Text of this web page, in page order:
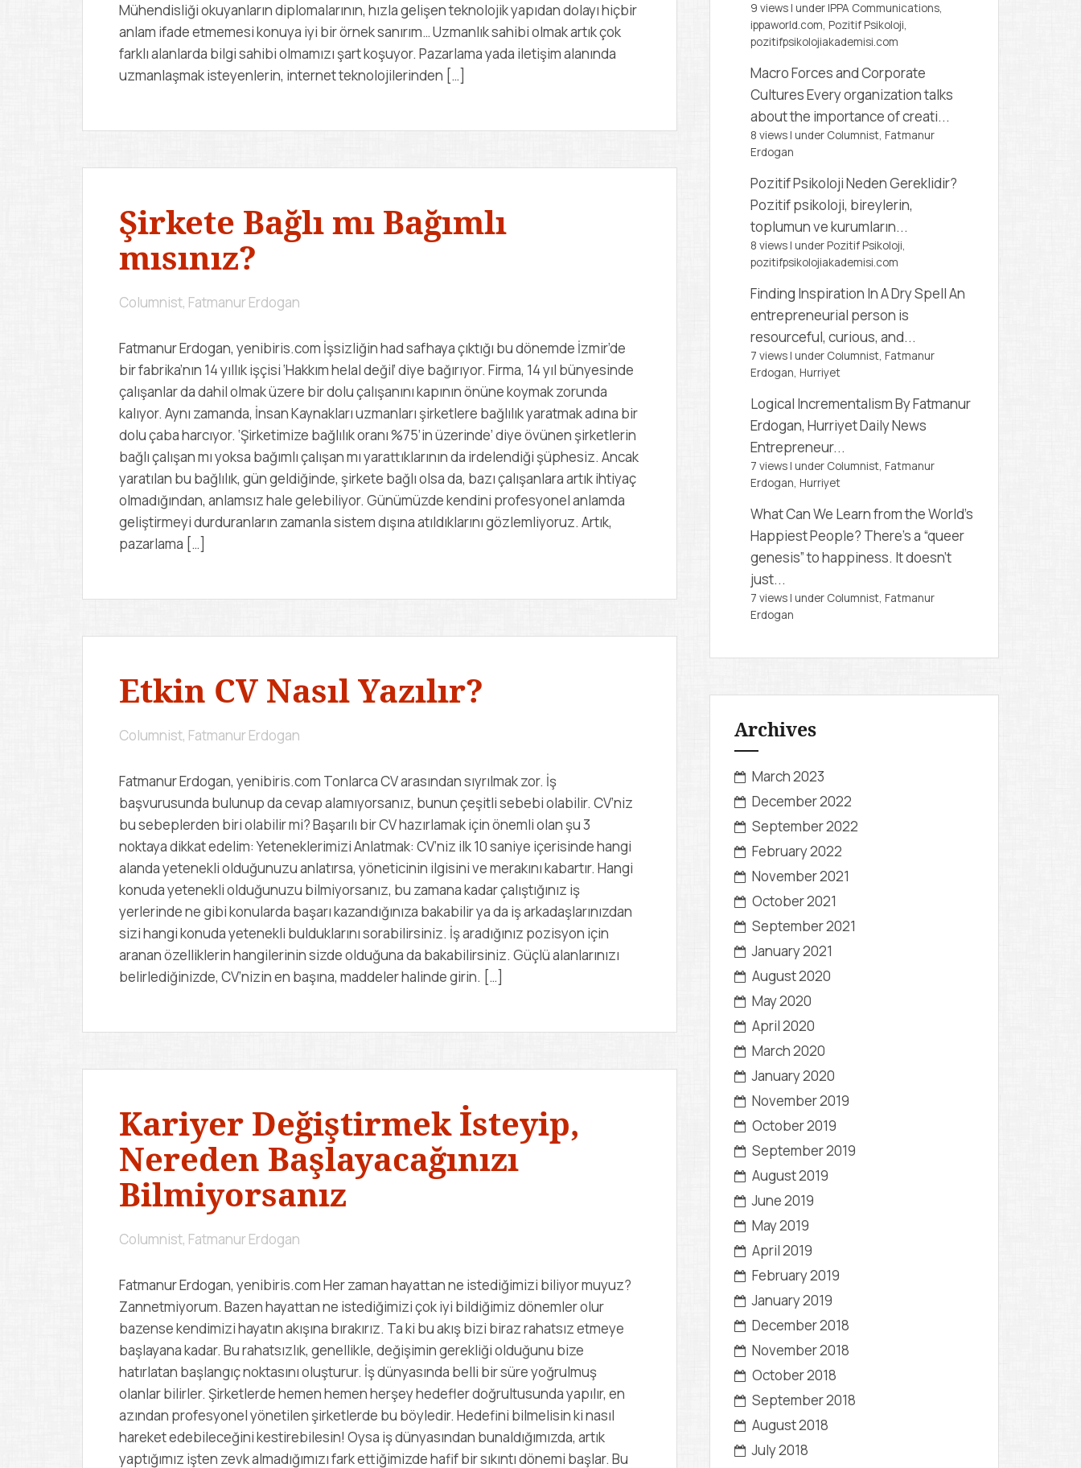
Mühendisliği okuyanların diplomalarının, hızla gelişen teknolojik yapıdan dolayı hiçbir
anlam ifade etmemesi konuya iyi bir örnek sanırım… Uzmanlık sahibi olmak artık çok
farklı alanlarda bilgi sahibi olmamızı şart koşuyor. Pazarlama yada iletişim alanında
uzmanlaşmak isteyenlerin, internet teknolojilerinden […]
Şirkete Bağlı mı Bağımlı
mısınız?
Columnist, Fatmanur Erdogan
Fatmanur Erdogan, yenibiris.com İşsizliğin had safhaya çıktığı bu dönemde İzmir’de
bir fabrika’nın 14 yıllık işçisi ‘Hakkım helal değil’ diye bağırıyor. Firma, 14 yıl bünyesinde
çalışanlar da dahil olmak üzere bir dolu çalışanını kapının önüne koymak zorunda
kalıyor. Aynı zamanda, İnsan Kaynakları uzmanları şirketlere bağlılık yaratmak adına bir
dolu çaba harcıyor. ‘Şirketimize bağlılık oranı %75’in üzerinde’ diye övünen şirketlerin
bağlı çalışan mı yoksa bağımlı çalışan mı yarattıklarının da irdelendiği şüphesiz. Ancak
yaratılan bu bağlılık, gün geldiğinde, şirkete bağlı olsa da, bazı çalışanlara artık ihtiyaç
olmadığından, anlamsız hale gelebiliyor. Günümüzde kendini profesyonel anlamda
geliştirmeyi durduranların zamanla sistem dışına atıldıklarını gözlemliyoruz. Artık,
pazarlama […]
Etkin CV Nasıl Yazılır?
Columnist, Fatmanur Erdogan
Fatmanur Erdogan, yenibiris.com Tonlarca CV arasından sıyrılmak zor. İş
başvurusunda bulunup da cevap alamıyorsanız, bunun çeşitli sebebi olabilir. CV’niz
bu sebeplerden biri olabilir mi? Başarılı bir CV hazırlamak için önemli olan şu 3
noktaya dikkat edelim: Yeteneklerimizi Anlatmak: CV’niz ilk 10 saniye içerisinde hangi
alanda yetenekli olduğunuzu anlatırsa, yöneticinin ilgisini ve merakını kabartır. Hangi
konuda yetenekli olduğunuzu bilmiyorsanız, bu zamana kadar çalıştığınız iş
yerlerinde ne gibi konularda başarı kazandığınıza bakabilir ya da iş arkadaşlarınızdan
sizi hangi konuda yetenekli bulduklarını sorabilirsiniz. İş aradığınız pozisyon için
aranan özelliklerin hangilerinin sizde olduğuna da bakabilirsiniz. Güçlü alanlarınızı
belirlediğinizde, CV’nizin en başına, maddeler halinde girin. […]
Kariyer Değiştirmek İsteyip,
Nereden Başlayacağınızı
Bilmiyorsanız
Columnist, Fatmanur Erdogan
Fatmanur Erdogan, yenibiris.com Her zaman hayattan ne istediğimizi biliyor muyuz?
Zannetmiyorum. Bazen hayattan ne istediğimizi çok iyi bildiğimiz dönemler olur
bazense kendimizi hayatın akışına bırakırız. Ta ki bu akış bizi biraz rahatsız etmeye
başlayana kadar. Bu rahatsızlık, genellikle, değişimin gerekliği olduğunu bize
hatırlatan başlangıç noktasını oluşturur. İş dünyasında belli bir süre yoğrulmuş
olanlar bilirler. Şirketlerde hemen hemen herşey hedefler doğrultusunda yapılır, en
azından profesyonel yönetilen şirketlerde bu böyledir. Hedefini bilmelisin ki nasıl
hareket edebileceğini kestirebilesin! Oysa iş dünyasından bunaldığımızda, artık
yaptığımız işten zevk almadığımızı fark ettiğimizde hafif bir sıkıntı dönemi başlar. Bu
9 views | under IPPA Communications,
ippaworld.com, Pozitif Psikoloji,
pozitifpsikolojiakademisi.com
Macro Forces and Corporate
CulturesEvery organization talks
about the importance of creati...
8 views | under Columnist, Fatmanur
Erdogan
Pozitif Psikoloji Neden Gereklidir?
Pozitif psikoloji, bireylerin,
toplumun ve kurumların...
8 views | under Pozitif Psikoloji,
pozitifpsikolojiakademisi.com
Finding Inspiration In A Dry SpellAn
entrepreneurial person is
resourceful, curious, and...
7 views | under Columnist, Fatmanur
Erdogan, Hurriyet
Logical IncrementalismBy Fatmanur
Erdogan, Hurriyet Daily News
Entrepreneur...
7 views | under Columnist, Fatmanur
Erdogan, Hurriyet
What Can We Learn from the World’s
Happiest People? There’s a “queer
genesis” to happiness. It doesn’t
just...
7 views | under Columnist, Fatmanur
Erdogan
Archives
March 2023
December 2022
September 2022
February 2022
November 2021
October 2021
September 2021
January 2021
August 2020
May 2020
April 2020
March 2020
January 2020
November 2019
October 2019
September 2019
August 2019
June 2019
May 2019
April 2019
February 2019
January 2019
December 2018
November 2018
October 2018
September 2018
August 2018
July 2018